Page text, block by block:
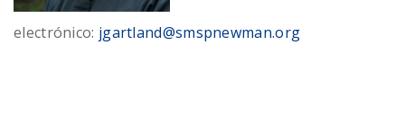
electrónico: jgartland@smspnewman.org